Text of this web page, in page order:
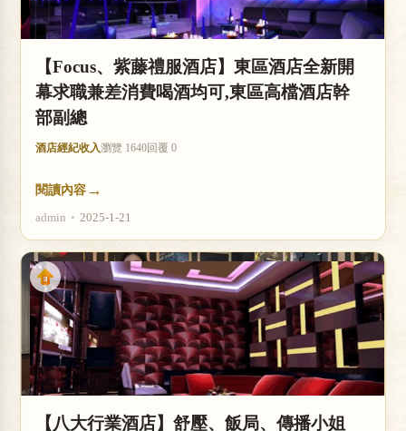
【Focus、紫藤禮服酒店】東區酒店全新開
幕求職兼差消費喝酒均可,東區高檔酒店幹
部副總
酒店經紀收入瀏覽 1640回覆 0
閱讀內容 →
admin • 2025-1-21
【八大行業酒店】舒壓、飯局、傳播小姐